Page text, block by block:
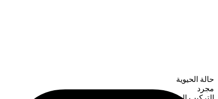
حالة الحيوية
مجرد